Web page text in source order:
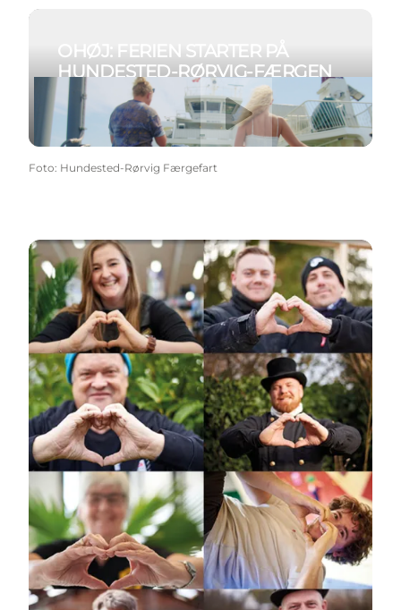
Fartplan & booking
Afspil video
OHØJ: FERIEN STARTER PÅ
HUNDESTED-RØRVIG-FÆRGEN
Fartplan & booking
Foto: Hundested-Rørvig Færgefart
Shop lokalt her